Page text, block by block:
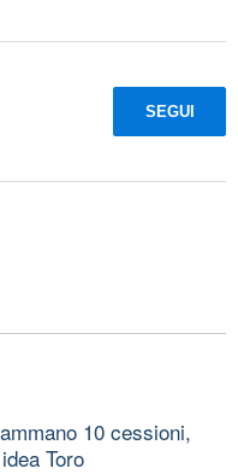
SEGUI
10 cessioni,
Toro